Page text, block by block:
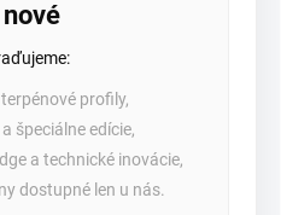
profily,
špeciálne edície,
a technické inovácie,
dostupné len u nás.